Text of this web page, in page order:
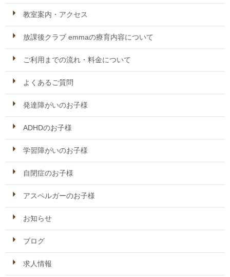
教室案内・アクセス
放課後クラブ emmaの療育内容について
ご利用までの流れ・料金について
よくあるご質問
発達障がいのお子様
ADHDのお子様
学習障がいのお子様
自閉症のお子様
アスペルガーのお子様
お知らせ
ブログ
求人情報